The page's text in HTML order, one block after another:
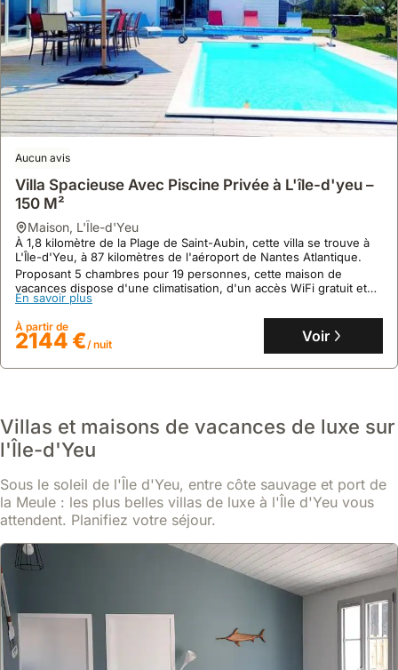
9.5 16 avis
Maison De Ville La Veronette
maison,L'Île-d'Yeu
À Port Joinville, cette maison de vacances de 60m² se trouve
ferry, des commerces et des plages, parfaite pour explorer L'Île-
d'Yeu.
Cette villa, offrant une capacité d'accueil de 4 personnes, dispose
d'une cuisine entièrement équipée et de deux chambres
En savoir plus
Aucun avis
Villa Spacieuse Avec Piscine Privée à L'île-d'yeu –
150 M²
maison, L'Île-d'Yeu
À 1,8 kilomètre de la Plage de Saint-Aubin, cette villa se trouve à
L'Île-d'Yeu, à 87 kilomètres de l'aéroport de Nantes Atlantique.
Proposant 5 chambres pour 19 personnes, cette maison de
vacances dispose d'une climatisation, d'un accès WiFi gratuit et
d'une piscine extérieure saisonnière.
En savoir plus
À partir de
2144 €/ nuit Voir
Villas et maisons de vacances de luxe sur
l'Île-d'Yeu
Sous le soleil de l'Île d'Yeu, entre côte sauvage et port de
la Meule : les plus belles villas de luxe à l'Île d'Yeu vous
attendent. Planifiez votre séjour.